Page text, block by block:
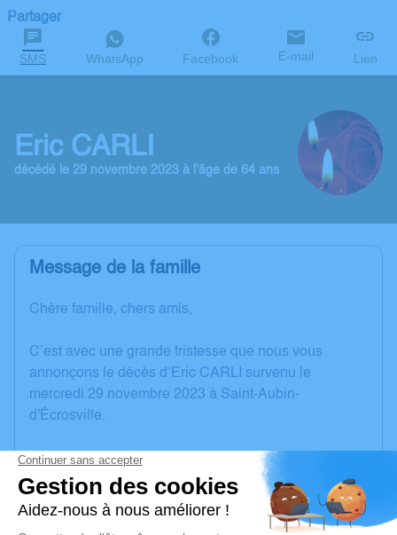
Partager
SMS WhatsApp Facebook E-mail Lien
Eric CARLI
décédé le 29 novembre 2023 à l'âge de 64 ans
Message de la famille
Chère famille, chers amis,
C’est avec une grande tristesse que nous vous
annonçons le décès d’Eric CARLI survenu le
mercredi 29 novembre 2023 à Saint-Aubin-
d'Écrosville.
Nous vous invitons à utiliser cet espace pour laisser
vos condoléances, partager des photos souvenirs,
une anecdote ou exprimer vos pensées à travers des
poèmes ou des textes. Cet endroit est un lieu